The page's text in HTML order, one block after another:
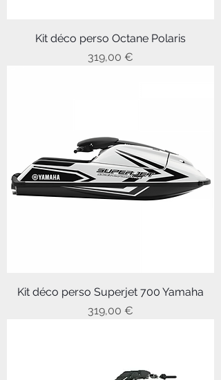
Kit déco perso Octane Polaris
Prix
319,00 €
Kit déco perso Superjet 700 Yamaha
Prix
319,00 €